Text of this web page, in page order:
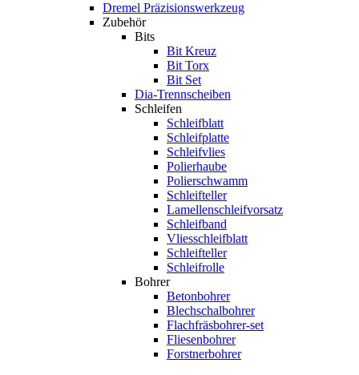
Dremel Präzisionswerkzeug
Zubehör
Bits
Bit Kreuz
Bit Torx
Bit Set
Dia-Trennscheiben
Schleifen
Schleifblatt
Schleifplatte
Schleifvlies
Polierhaube
Polierschwamm
Schleifteller
Lamellenschleifvorsatz
Schleifband
Vliesschleifblatt
Schleifteller
Schleifrolle
Bohrer
Betonbohrer
Blechschalbohrer
Flachfräsbohrer-set
Fliesenbohrer
Forstnerbohrer